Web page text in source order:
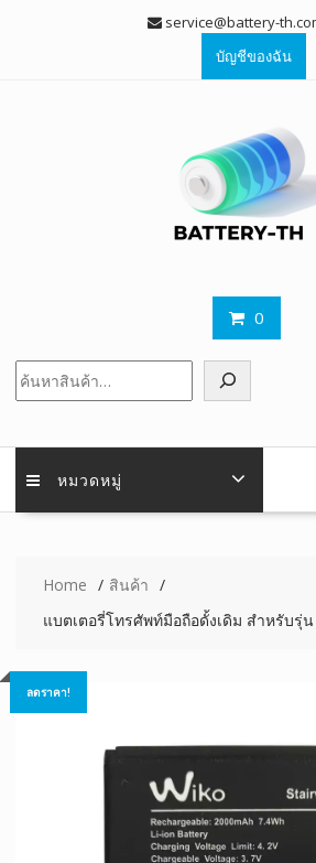
service@battery-
บัญชีของฉัน
0
หมวดหมู่
Home
สินค้า
แบตเตอรี่โทรศัพท์มือถือดั้งเดิม สำหรับรุ่
ลดราคา!